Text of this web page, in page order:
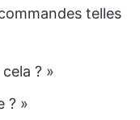
telles
? »
? »